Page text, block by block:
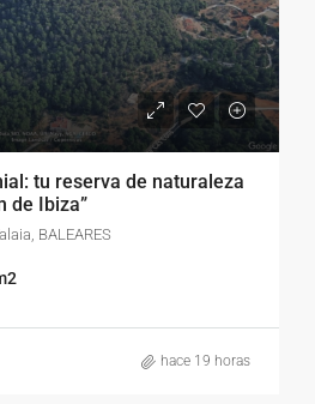
tu reserva de naturaleza
de Ibiza”
BALEARES
hace 19 horas